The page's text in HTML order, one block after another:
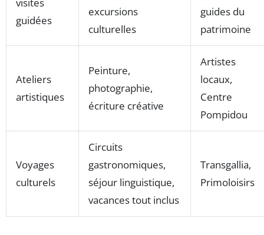
guidées
excursions
culturelles
guides du
patrimoine
Ateliers
artistiques
Peinture,
photographie,
écriture créative
Artistes
locaux,
Centre
Pompidou
Voyages
culturels
Circuits
gastronomiques,
séjour linguistique,
vacances tout inclus
Transgallia,
Primoloisirs